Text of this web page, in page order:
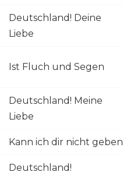
Deutschland! Deine
Liebe
Ist Fluch und Segen
Deutschland! Meine
Liebe
Kann ich dir nicht geben
Deutschland!